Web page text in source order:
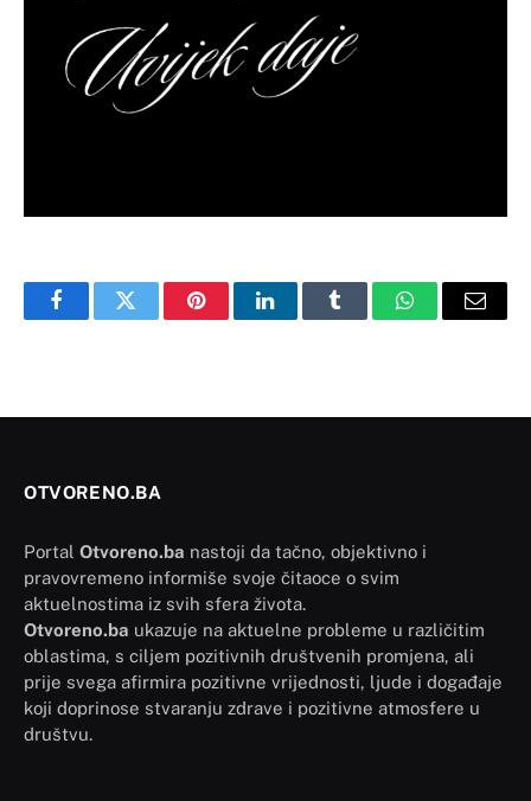
FacebookTwitter PinterestLinkedInTumblr WhatsAppEmail
OTVORENO.BA
Portal Otvoreno.ba nastoji da tačno, objektivno i
pravovremeno informiše svoje čitaoce o svim
aktuelnostima iz svih sfera života.
Otvoreno.ba ukazuje na aktuelne probleme u različitim
oblastima, s ciljem pozitivnih društvenih promjena, ali
prije svega afirmira pozitivne vrijednosti, ljude i događaje
koji doprinose stvaranju zdrave i pozitivne atmosfere u
društvu.